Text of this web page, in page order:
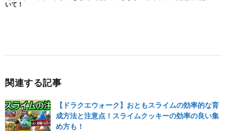
関連する記事
【ドラクエウォーク】おともスライムの効率的な育
成方法と注意点！スライムクッキーの効率の良い集
め方も！